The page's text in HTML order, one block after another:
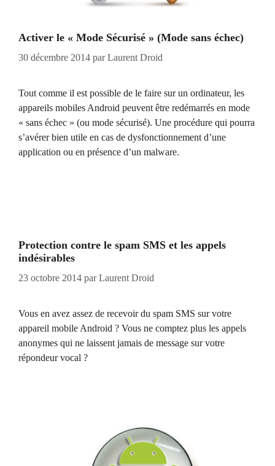
Activer le « Mode Sécurisé » (Mode sans échec)
30 décembre 2014 parLaurent Droid
Tout comme il est possible de le faire sur un ordinateur, les
appareils mobiles Android peuvent être redémarrés en mode
« sans échec » (ou mode sécurisé). Une procédure qui pourra
s’avérer bien utile en cas de dysfonctionnement d’une
application ou en présence d’un malware.
Protection contre le spam SMS et les appels
indésirables
23 octobre 2014 parLaurent Droid
Vous en avez assez de recevoir du spam SMS sur votre
appareil mobile Android ? Vous ne comptez plus les appels
anonymes qui ne laissent jamais de message sur votre
répondeur vocal ?